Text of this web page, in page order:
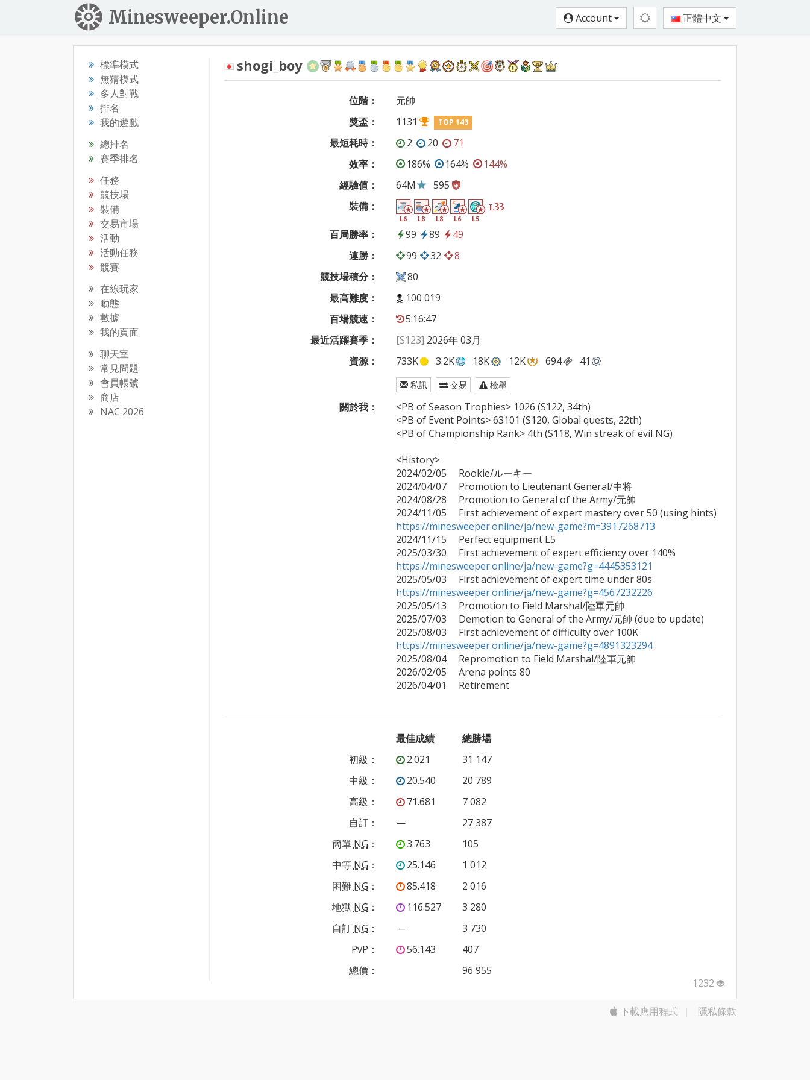
Minesweeper.Online Account 正體中文
標準模式
無猜模式
多人對戰
排名
我的遊戲
總排名
賽季排名
任務
競技場
裝備
交易市場
活動
活動任務
競賽
在線玩家
動態
數據
我的頁面
聊天室
常見問題
會員帳號
商店
NAC 2026
shogi_boy
位階：
元帥
獎盃：
1131 TOP 143
最短耗時： 2 20
71
效率：
186% 164%
144%
經驗值：
64M
595
裝備：
L6 L8 L8 L6 L5
L33
百局勝率： 99 89
49
連勝：
99 32
8
競技場積分：
80
最高難度：
100 019
百場競速：
5:16:47
最近活躍賽季：
[S123] 2026年 03月
資源：
733K 3.2K 18K 12K 694 41
私訊 交易 檢舉
關於我：
<PB of Season Trophies> 1026 (S122, 34th)
<PB of Event Points> 63101 (S120, Global quests, 22th)
<PB of Championship Rank> 4th (S118, Win streak of evil NG)
<History>
2024/02/05     Rookie/ルーキー
2024/04/07     Promotion to Lieutenant General/中将
2024/08/28     Promotion to General of the Army/元帥
https://minesweeper.online/ja/new-game?m=3917268713
2024/11/15     Perfect equipment L5
https://minesweeper.online/ja/new-game?g=4445353121
https://minesweeper.online/ja/new-game?g=4567232226
2025/05/13     Promotion to Field Marshal/陸軍元帥
2025/07/03     Demotion to General of the Army/元帥 (due to update)
2025/08/03     First achievement of difficulty over 100K
https://minesweeper.online/ja/new-game?g=4891323294
2025/08/04     Repromotion to Field Marshal/陸軍元帥
2026/02/05     Arena points 80
2026/04/01     Retirement
最佳成績
總勝場
初級 ： 2.021
31 147
中級 ： 20.540
20 789
高級 ： 71.681
7 082
自訂： —
27 387
簡單 NG ： 3.763
105
中等 NG ： 25.146
1 012
困難 NG ： 85.418
2 016
地獄 NG ： 116.527
3 280
自訂 NG ： —
3 730
PvP ： 56.143
407
總價：
96 955
1232
下載應用程式 | 隱私條款